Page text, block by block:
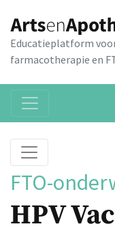
Educatieplatform
farmacotherapie en
FTO-
HPV